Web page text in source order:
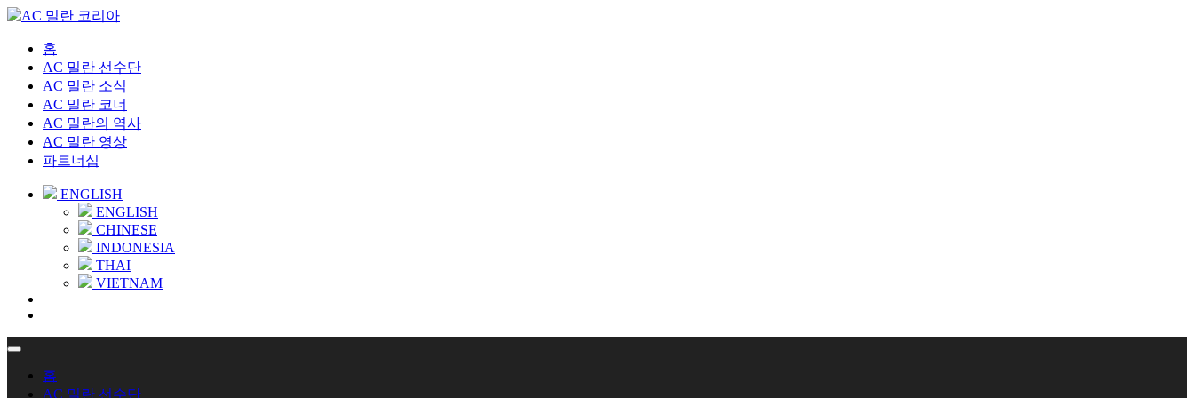
홈
AC 밀란 선수단
AC 밀란 소식
AC 밀란 코너
AC 밀란의 역사
AC 밀란 영상
파트너십
ENGLISH
ENGLISH
CHINESE
INDONESIA
THAI
VIETNAM
홈
AC 밀란 선수단